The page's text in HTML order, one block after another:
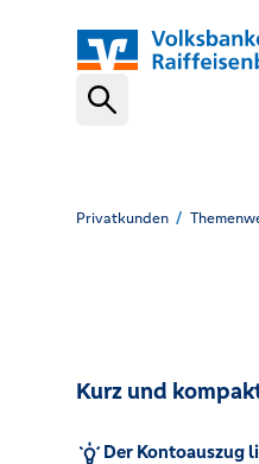
VR Banking App
Privatkunden
Kurz und
Der Kontoauszug